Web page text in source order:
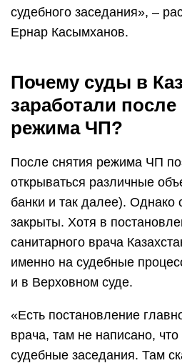
судебного заседания», –
Ернар Касымханов.
Почему суды в
заработали после
режима ЧП?
После снятия режима ЧП
открываться различные
банки и так далее). Однако
закрыты. Хотя в
санитарного врача
именно на судебные
и в Верховном суде.
«Есть постановление
врача, там не написано,
судебные заседания. Там